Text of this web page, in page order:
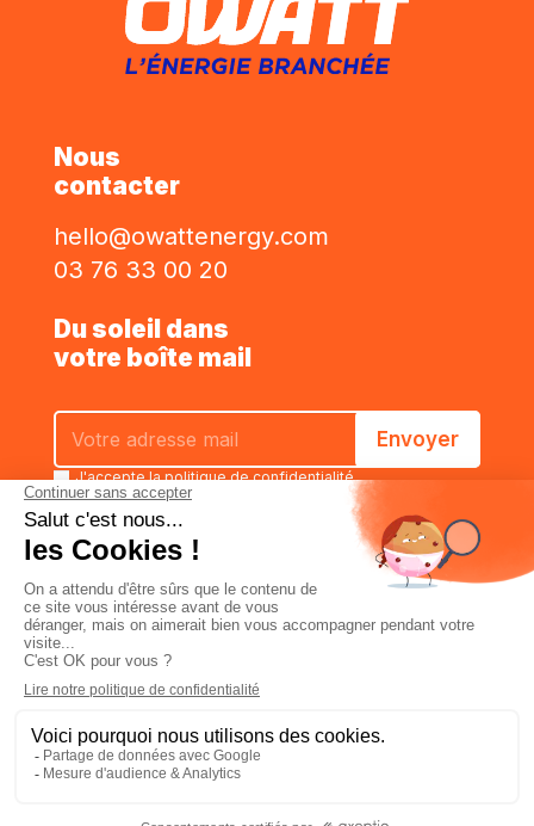
Nous
contacter
hello@owattenergy.com
03 76 33 00 20
Du soleil dans
votre boîte mail
J'accepte lapolitique de confidentialité
Estimer
Caractéristiques
Commander
Qui sommes-nous
Politique de confidentialité
Conditions générales de vente